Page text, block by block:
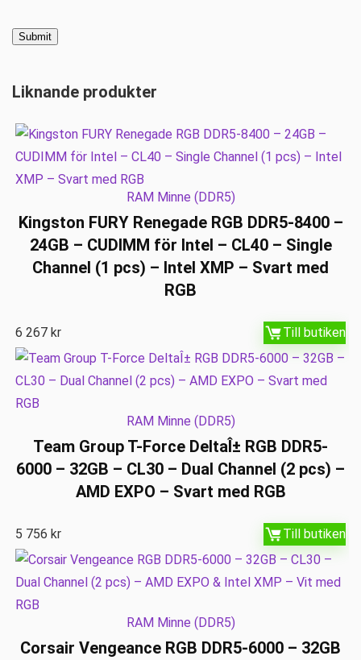
Liknande produkter
RAM Minne (DDR5)
Kingston FURY Renegade RGB DDR5-8400 –
24GB – CUDIMM för Intel – CL40 – Single
Channel (1 pcs) – Intel XMP – Svart med
RGB
6 267kr Till butiken
RAM Minne (DDR5)
Team Group T-Force DeltaÎ± RGB DDR5-
6000 – 32GB – CL30 – Dual Channel (2 pcs) –
AMD EXPO – Svart med RGB
5 756 kr Till butiken
RAM Minne (DDR5)
Corsair Vengeance RGB DDR5-6000 – 32GB